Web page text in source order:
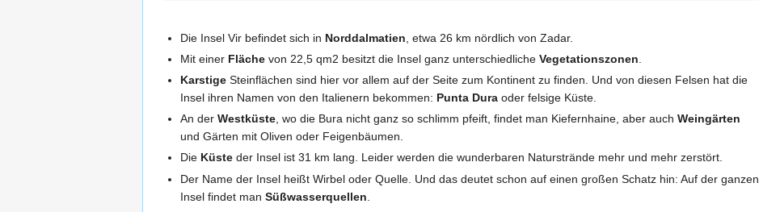
Die Insel Vir befindet sich in Norddalmatien , etwa 26 km nördlich von Zadar.
Mit einer Fläche von 22,5 qm2 besitzt die Insel ganz unterschiedlicheVegetationszonen
Karstige Steinflächen sind hier vor allem auf der Seite zum Kontinent zu finden. Und von diesen Felsen hat die
Insel ihren Namen von den Italienern bekommen: Punta Dura oder felsige Küste.
An derWestküste, wo die Bura nicht ganz so schlimm pfeift, findet man Kiefernhaine, aber auchWeingärten
und Gärten mit Oliven oder Feigenbäumen.
Die Küste der Insel ist 31 km lang. Leider werden die wunderbaren Naturstrände mehr und mehr zerstört.
Der Name der Insel heißt Wirbel oder Quelle. Und das deutet schon auf einen großen Schatz hin: Auf der ganzen
Insel findet manSüßwasserquellen